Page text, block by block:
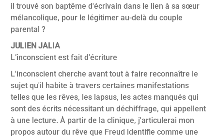
il trouvé son baptême d'écrivain dans le lien à sa sœur
mélancolique, pour le légitimer au-delà du couple
parental ?
JULIEN JALIA
L’inconscient est fait d'écriture
L'inconscient cherche avant tout à faire reconnaître le
sujet qu'il habite à travers certaines manifestations
telles que les rêves, les lapsus, les actes manqués qui
sont des écrits nécessitant un déchiffrage, qui appellent
à une lecture. À partir de la clinique, j'articulerai mon
propos autour du rêve que Freud identifie comme une